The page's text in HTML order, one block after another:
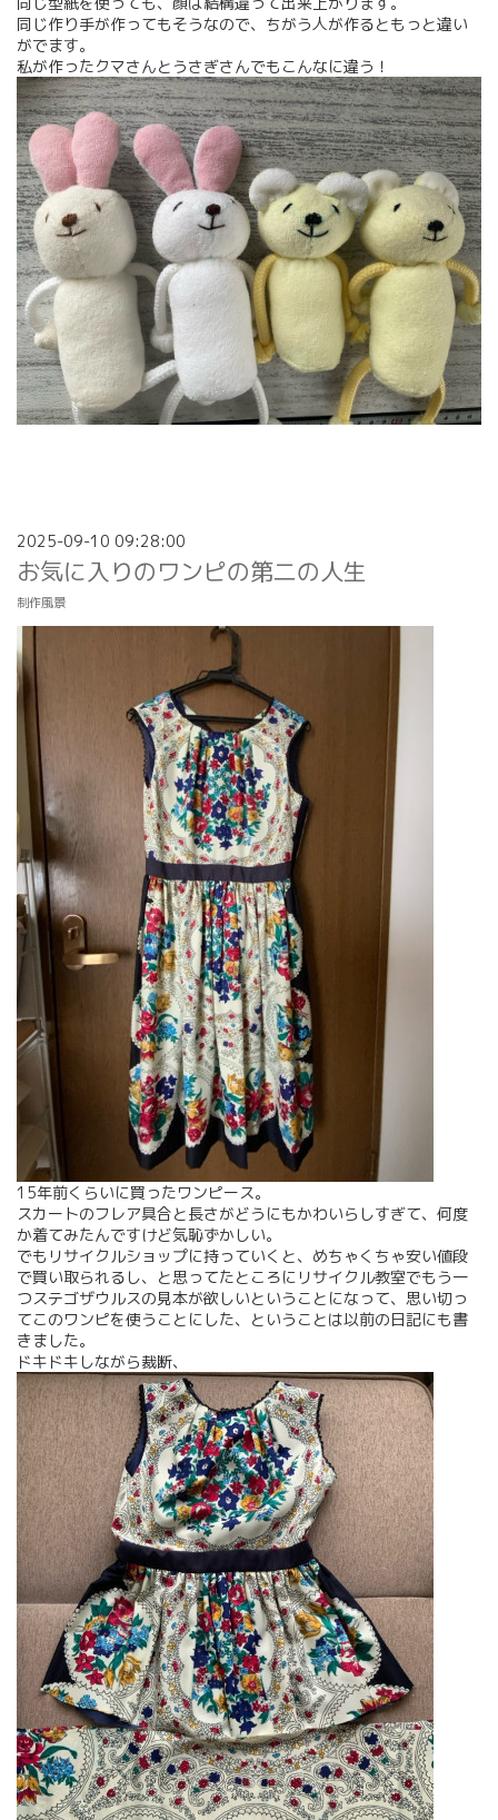
同じ作り手が作ってもそうなので、ちがう人が作るともっと違い
がでます。
私が作ったクマさんとうさぎさんでもこんなに違う！
2025-09-10 09:28:00
お気に入りのワンピの第二の人生
制作風景
15年前くらいに買ったワンピース。
スカートのフレア具合と長さがどうにもかわいらしすぎて、何度
か着てみたんですけど気恥ずかしい。
でもリサイクルショップに持っていくと、めちゃくちゃ安い値段
で買い取られるし、と思ってたところにリサイクル教室でもう一
つステゴザウルスの見本が欲しいということになって、思い切っ
てこのワンピを使うことにした、ということは以前の日記にも書
きました。
ドキドキしながら裁断、